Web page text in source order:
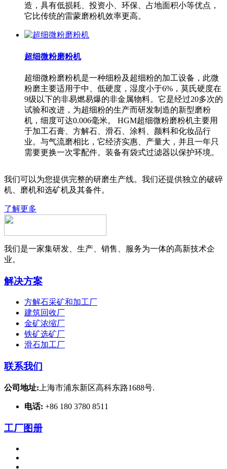
造，具有低损耗、投资小、环保、占地面积小等优点，
它比传统的雷蒙磨粉机效率更高。
超细微粉磨粉机
超细微粉磨粉机是一种细粉及超细粉的加工设备，此微
粉磨主要适用于中、低硬度，湿度小于6%，莫氏硬度在
9级以下的非易燃易爆的非金属物料。它是经过20多次的
试验和改进，为超细粉的生产而研发制造的新型磨粉
机，细度可达0.006毫米。 HGM超细微粉磨粉机主要用
于加工石膏、方解石、滑石、涂料、颜料和化妆品行
业。与气流磨相比，它经济实惠、产量大，并且一年只
需要更换一次零配件。装备有袋式过滤器以保护环境。
我们可以为您提供完整的研磨生产线。我们还提供独立的破碎
机、磨机和选矿机及其备件。
了解更多
我们是一家集研发、生产、销售、服务为一体的高新技术企
业。
解决方案
方解石采矿和加工厂
建筑回收厂
金矿浓缩厂
铁矿选矿厂
滑石加工厂
联系我们
公司地址: 上海市浦东新区高科东路1688号.
电话: +86 180 3780 8511
工厂图册